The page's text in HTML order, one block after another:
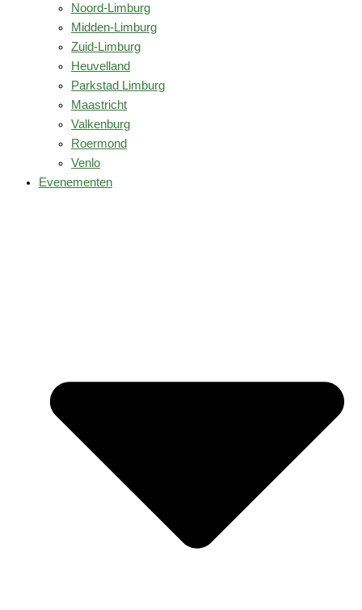
Noord-Limburg
Midden-Limburg
Zuid-Limburg
Heuvelland
Parkstad Limburg
Maastricht
Valkenburg
Roermond
Venlo
Evenementen